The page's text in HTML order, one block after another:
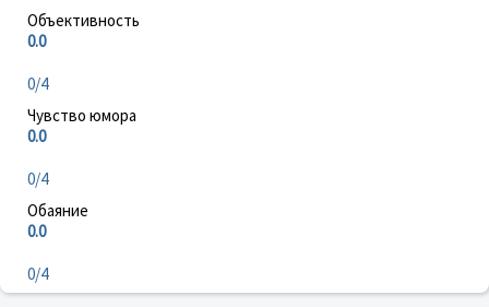
Объективность
0.0
0/4
Чувство юмора
0.0
0/4
Обаяние
0.0
0/4